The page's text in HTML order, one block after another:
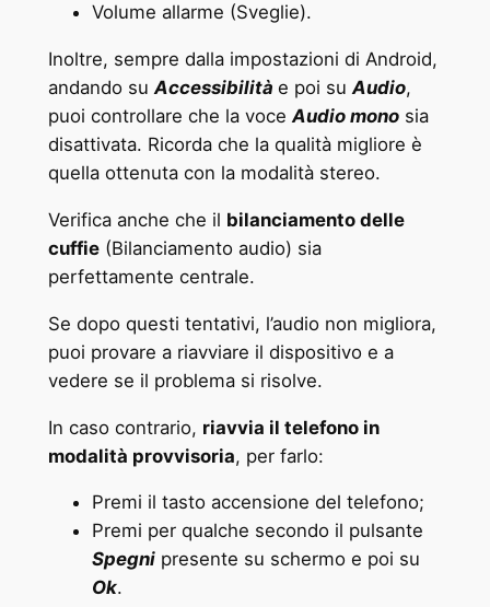
Volume allarme (Sveglie).
Inoltre, sempre dalla impostazioni di Android,
andando suAccessibilità e poi suAudio,
puoi controllare che la voceAudio monosia
disattivata. Ricorda che la qualità migliore è
quella ottenuta con la modalità stereo.
Verifica anche che il bilanciamento delle
cuffie(Bilanciamento audio) sia
perfettamente centrale.
Se dopo questi tentativi, l’audio non migliora,
puoi provare a riavviare il dispositivo e a
vedere se il problema si risolve.
In caso contrario, riavvia il telefono in
modalità provvisoria, per farlo:
Premi il tasto accensione del telefono;
Premi per qualche secondo il pulsante
Spegnipresente su schermo e poi su
Ok.